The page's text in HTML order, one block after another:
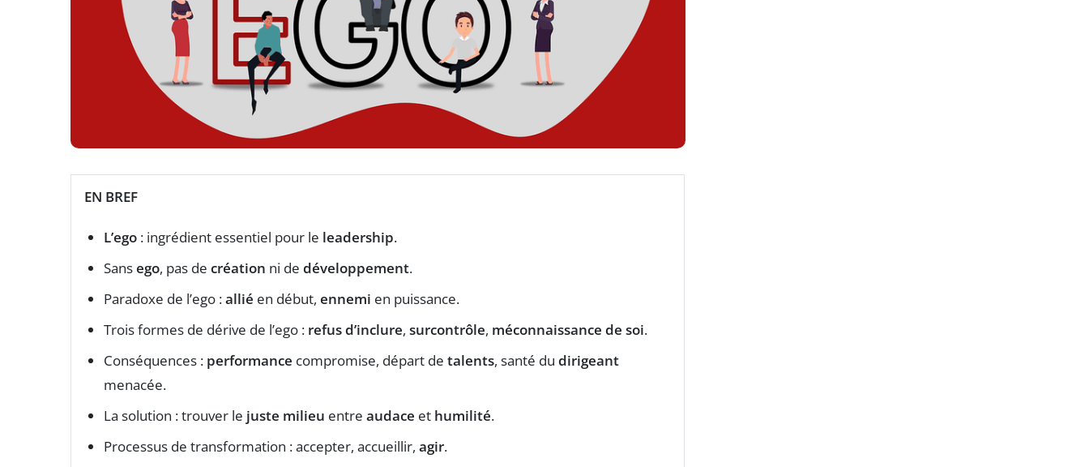
EN BREF
L’ego : ingrédient essentiel pour le leadership.
Sansego, pas de création ni de développement.
Paradoxe de l’ego :allié en début, ennemi en puissance.
Trois formes de dérive de l’ego : refus d’inclure, surcontrôle, méconnaissance de soi.
Conséquences : performance compromise, départ de talents, santé du dirigeant
menacée.
La solution : trouver le juste milieu entre audace et humilité.
Processus de transformation : accepter, accueillir, agir.